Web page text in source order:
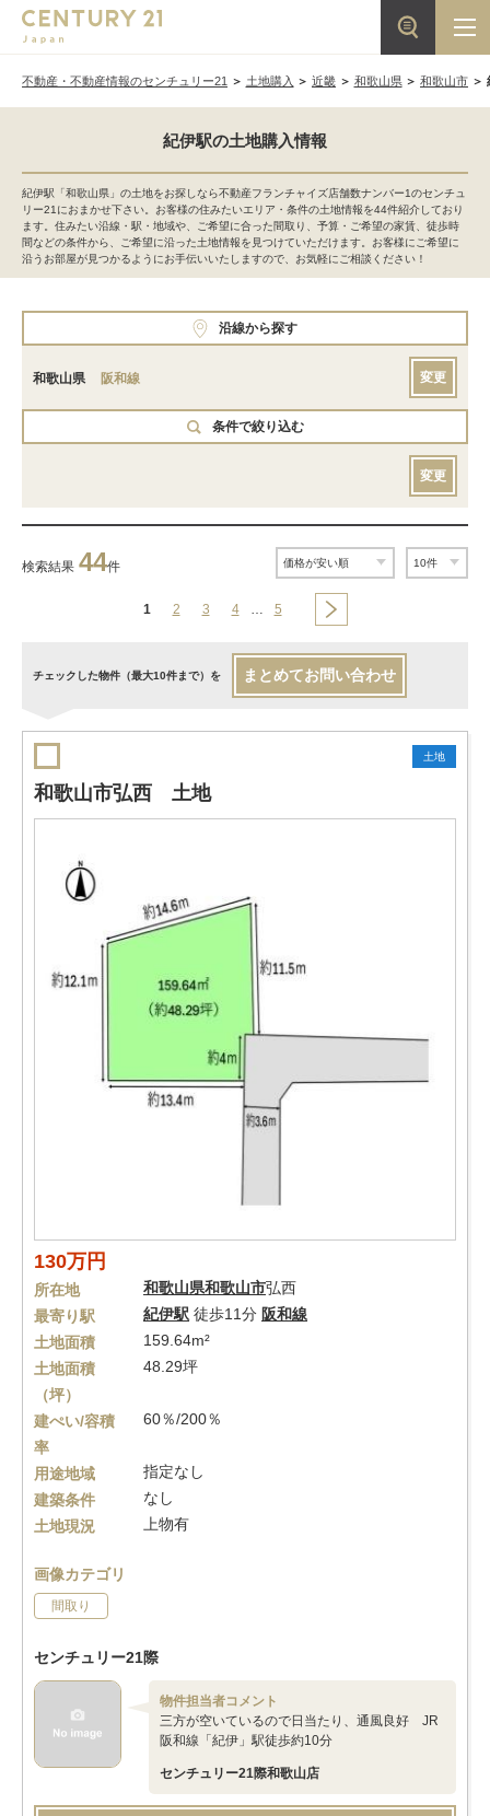
不動産・不動産情報のセンチュリー21 土地購入 近畿 和歌山県 和歌山市
紀伊駅の土地購入情報
紀伊駅「和歌山県」の土地をお探しなら不動産フランチャイズ店舗数ナンバー1のセンチュ
リー21におまかせ下さい。お客様の住みたいエリア・条件の土地情報を44件紹介しており
ます。住みたい沿線・駅・地域や、ご希望に合った間取り、予算・ご希望の家賃、徒歩時
間などの条件から、ご希望に沿った土地情報を見つけていただけます。お客様にご希望に
沿うお部屋が見つかるようにお手伝いいたしますので、お気軽にご相談ください！
沿線から探す
和歌山県 阪和線 変更
条件で絞り込む
変更
検索結果 44件
1 2 3 4 … 5
チェックした物件（最大10件まで）を まとめてお問い合わせ
土地
和歌山市弘西 土地
130万円
所在地 和歌山県和歌山市弘西
最寄り駅
紀伊駅 徒歩11分 阪和線
土地面積
159.64m²
土地面積
（坪）
48.29坪
建ぺい/容積
率
60％/200％
用途地域
指定なし
建築条件
なし
土地現況
上物有
画像カテゴリ
間取り
センチュリー21際
物件担当者コメント
三方が空いているので日当たり、通風良好 JR
阪和線「紀伊」駅徒歩約10分
センチュリー21際和歌山店